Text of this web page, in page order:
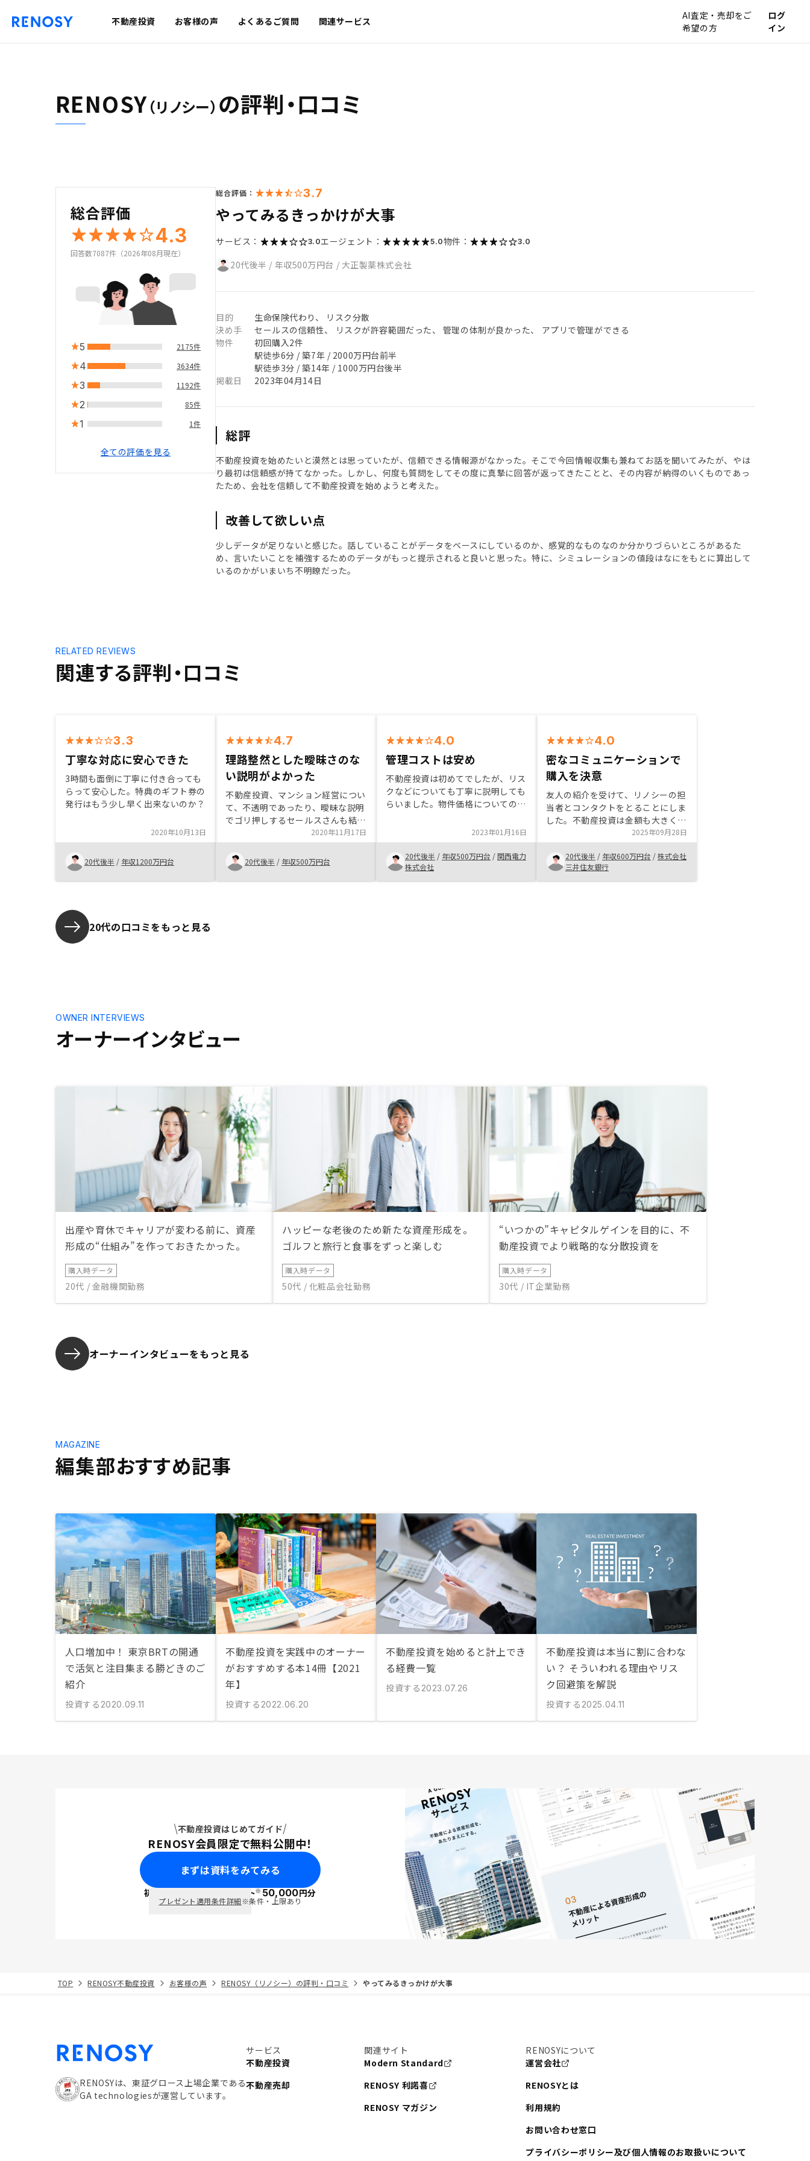
不動産投資 お客様の声 よくあるご質問 関連サービス
AI査定・売却をご
希望の方
ログ
イン
RENOSY（リノシー） の評判・口コミ
総合評価
4.3
回答数7087件（2026年08月現在）
5 2175件
4 3634件
3 1192件
2 85件
1 1件
全ての評価を見る
総合評価： 3.7
やってみるきっかけが大事
サービス： 3.0エージェント： 5.0物件： 3.0
20代後半 / 年収500万円台 / 大正製薬株式会社
目的
生命保険代わり、 リスク分散
決め手
セールスの信頼性、 リスクが許容範囲だった、 管理の体制が良かった、 アプリで管理ができる
物件
初回購入2件
駅徒歩6分 / 築7年 / 2000万円台前半
駅徒歩3分 / 築14年 / 1000万円台後半
掲載日
2023年04月14日
総評
不動産投資を始めたいと漠然とは思っていたが、信頼できる情報源がなかった。そこで今回情報収集も兼ねてお話を聞いてみたが、やは
り最初は信頼感が持てなかった。しかし、何度も質問をしてその度に真摯に回答が返ってきたことと、その内容が納得のいくものであっ
たため、会社を信頼して不動産投資を始めようと考えた。
改善して欲しい点
少しデータが足りないと感じた。話していることがデータをベースにしているのか、感覚的なものなのか分かりづらいところがあるた
め、言いたいことを補強するためのデータがもっと提示されると良いと思った。特に、シミュレーションの値段はなにをもとに算出して
いるのかがいまいち不明瞭だった。
関連する評判・口コミ
RELATED REVIEWS
3.3
丁寧な対応に安心できた
3時間も面倒に丁寧に付き合っても
らって安心した。特典のギフト券の
発行はもう少し早く出来ないのか？
2020年10月13日
20代後半 / 年収1200万円台
4.7
理路整然とした曖昧さのな
い説明がよかった
不動産投資、マンション経営につい
て、不透明であったり、曖昧な説明
でゴリ押しするセールスさんも結構
います。ここの会社さんはそのよう
なことはなく理路整然と話されたこ
と。またアプリによる書面の電子管
理ができるので、契約が把握しやす
いことが踏み切ったメリットです。
2020年11月17日
20代後半 / 年収500万円台
4.0
管理コストは安め
不動産投資は初めてでしたが、リス
クなどについても丁寧に説明しても
らいました。物件価格についての説
はないです。ベネフィットとしては
管理コストが安くできていることが
最大の魅力でした。
2023年01月16日
20代後半 / 年収500万円台 /関西電力
株式会社
4.0
密なコミュニケーションで
購入を決意
友人の紹介を受けて、リノシーの担
当者とコンタクトをとることにしま
した。不動産投資は金額も大きく、
ローン金利や管理費も含めた総合採
算を判断する必要があり、相場に影
響を与える変数も多い為、初めは躊
躇しましたが、担当者の密な情報提
供やサポートから購入を決めまし
2025年09月28日
20代後半 / 年収600万円台 /株式会社
三井住友銀行
20代の口コミをもっと見る
オーナーインタビュー
OWNER INTERVIEWS
出産や育休でキャリアが変わる前に、資産
形成の“仕組み”を作っておきたかった。
購入時データ
20代 / 金融機関勤務
ハッピーな老後のため新たな資産形成を。
ゴルフと旅行と食事をずっと楽しむ
購入時データ
50代 / 化粧品会社勤務
“いつかの”キャピタルゲインを目的に、不
動産投資でより戦略的な分散投資を
購入時データ
30代 / IT企業勤務
オーナーインタビューをもっと見る
編集部おすすめ記事
MAGAZINE
人口増加中！ 東京BRTの開通
で活気と注目集まる勝どきのご
紹介
投資する 2020.09.11
不動産投資を実践中のオーナー
がおすすめする本14冊【2021
年】
投資する 2022.06.20
不動産投資を始めると計上でき
る経費一覧
投資する 2023.07.26
不動産投資は本当に割に合わな
い？ そういわれる理由やリス
ク回避策を解説
投資する 2025.04.11
不動産投資はじめてガイド
RENOSY会員限定で無料公開中！
まずは資料をみてみる
初回面談で ポイント※50,000円分
プレゼント適用条件詳細※条件・上限あり
TOP RENOSY不動産投資 お客様の声 RENOSY（リノシー）の評判・口コミ やってみるきっかけが大事
RENOSYは、東証グロース上場企業である
GA technologiesが運営しています。
サービス
不動産投資
不動産売却
関連サイト
Modern Standard
RENOSY 利諾喜
RENOSY マガジン
RENOSYについて
運営会社
RENOSYとは
利用規約
お問い合わせ窓口
プライバシーポリシー及び個人情報のお取扱いについて